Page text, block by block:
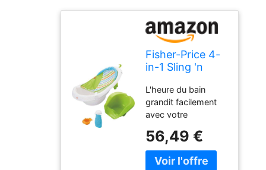
Fisher-Price 4-
in-1 Sling 'n
L'heure du bain
grandit facilement
avec votre
cette baignoire
convertible en 4
étapes Comprend
56,49 €